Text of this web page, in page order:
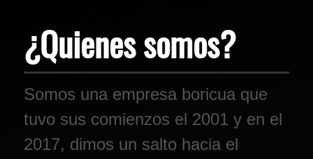
¿Quienes somos?
Somos una empresa boricua que
tuvo sus comienzos el 2001 y en el
2017, dimos un salto hacia el